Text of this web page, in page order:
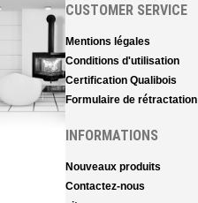
CUSTOMER SERVICE
Mentions légales
Conditions d'utilisation
Certification Qualibois
Formulaire de rétractation
INFORMATIONS
Nouveaux produits
Contactez-nous